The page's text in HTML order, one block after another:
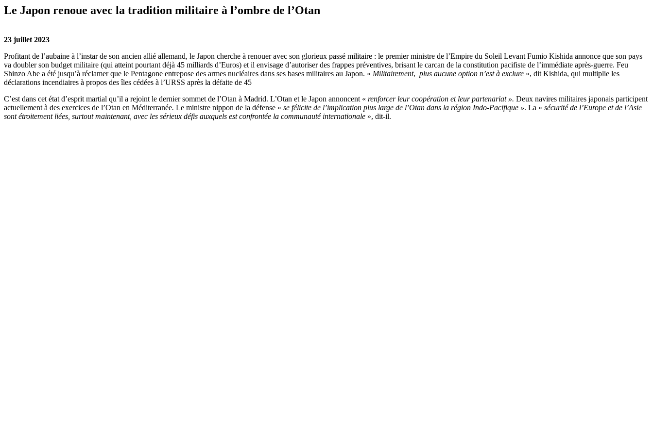
Le Japon renoue avec la tradition militaire à l’ombre de l’Otan
23 juillet 2023
Profitant de l’aubaine à l’instar de son ancien allié allemand, le Japon cherche à renouer avec son glorieux passé militaire : le premier ministre de l’Empire du Soleil Levant Fumio Kishida annonce que son pays
va doubler son budget militaire (qui atteint pourtant déjà 45 milliards d’Euros) et il envisage d’autoriser des frappes préventives, brisant le carcan de la constitution pacifiste de l’immédiate après-guerre. Feu
Shinzo Abe a été jusqu’à réclamer que le Pentagone entrepose des armes nucléaires dans ses bases militaires au Japon. « Militairement, plus aucune option n’est à exclure », dit Kishida, qui multiplie les
déclarations incendiaires à propos des îles cédées à l’URSS après la défaite de 45
C’est dans cet état d’esprit martial qu’il a rejoint le dernier sommet de l’Otan à Madrid. L’Otan et le Japon annoncent « renforcer leur coopération et leur partenariat ». Deux navires militaires japonais participent
actuellement à des exercices de l’Otan en Méditerranée. Le ministre nippon de la défense « se félicite de l’implication plus large de l’Otan dans la région Indo-Pacifique ». La « sécurité de l’Europe et de l’Asie
sont étroitement liées, surtout maintenant, avec les sérieux défis auxquels est confrontée la communauté internationale », dit-il.